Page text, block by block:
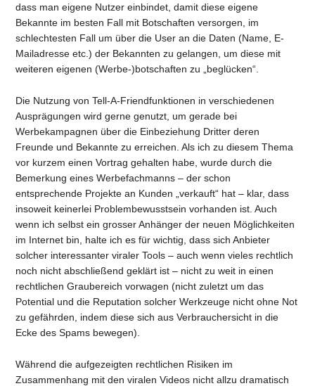
dass man eigene Nutzer einbindet, damit diese eigene
Bekannte im besten Fall mit Botschaften versorgen, im
schlechtesten Fall um über die User an die Daten (Name, E-
Mailadresse etc.) der Bekannten zu gelangen, um diese mit
weiteren eigenen (Werbe-)botschaften zu „beglücken“.
Die Nutzung von Tell-A-Friendfunktionen in verschiedenen
Ausprägungen wird gerne genutzt, um gerade bei
Werbekampagnen über die Einbeziehung Dritter deren
Freunde und Bekannte zu erreichen. Als ich zu diesem Thema
vor kurzem einen Vortrag gehalten habe, wurde durch die
Bemerkung eines Werbefachmanns – der schon
entsprechende Projekte an Kunden „verkauft“ hat – klar, dass
insoweit keinerlei Problembewusstsein vorhanden ist. Auch
wenn ich selbst ein grosser Anhänger der neuen Möglichkeiten
im Internet bin, halte ich es für wichtig, dass sich Anbieter
solcher interessanter viraler Tools – auch wenn vieles rechtlich
noch nicht abschließend geklärt ist – nicht zu weit in einen
rechtlichen Graubereich vorwagen (nicht zuletzt um das
Potential und die Reputation solcher Werkzeuge nicht ohne Not
zu gefährden, indem diese sich aus Verbrauchersicht in die
Ecke des Spams bewegen).
Während die aufgezeigten rechtlichen Risiken im
Zusammenhang mit den viralen Videos nicht allzu dramatisch